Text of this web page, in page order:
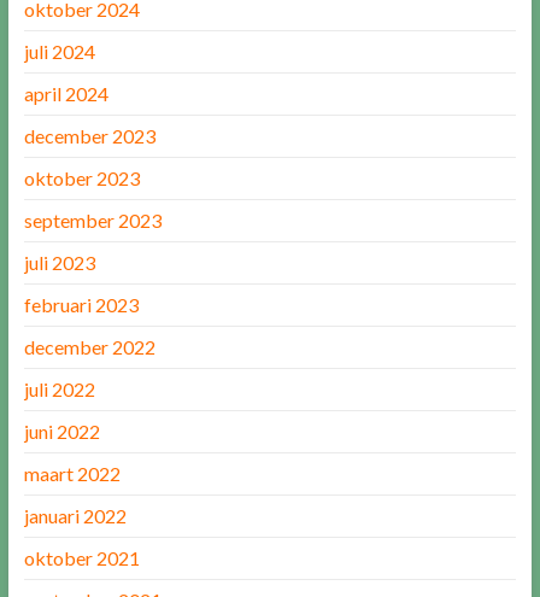
oktober 2024
juli 2024
april 2024
december 2023
oktober 2023
september 2023
juli 2023
februari 2023
december 2022
juli 2022
juni 2022
maart 2022
januari 2022
oktober 2021